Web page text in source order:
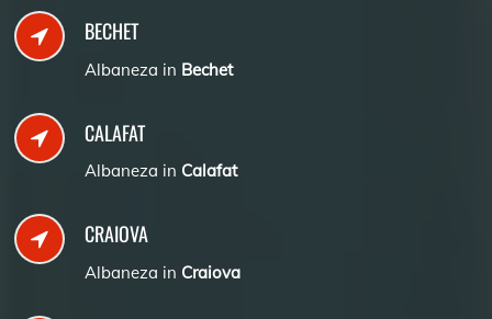
BECHET
Albaneza in Bechet
CALAFAT
Albaneza in Calafat
CRAIOVA
Albaneza in Craiova